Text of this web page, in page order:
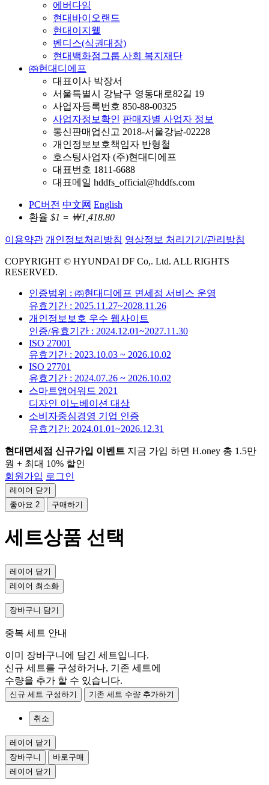
에버다임
현대바이오랜드
현대이지웰
벤디스(식권대장)
현대백화점그룹 사회 복지재단
㈜현대디에프
대표이사 박장서
서울특별시 강남구 영동대로82길 19
사업자등록번호 850-88-00325
사업자정보확인 판매자별 사업자 정보
통신판매업신고 2018-서울강남-02228
개인정보보호책임자 반형철
호스팅사업자 (주)현대디에프
대표번호 1811-6688
대표메일 hddfs_official@hddfs.com
PC버전 中文网 English
환율 $1 = ￦1,418.80
이용약관 개인정보처리방침 영상정보 처리기기/관리방침
COPYRIGHT © HYUNDAI DF Co,. Ltd. ALL RIGHTS
RESERVED.
인증범위 : ㈜현대디에프 면세점 서비스 운영
유효기간 : 2025.11.27~2028.11.26
개인정보보호 우수 웹사이트
인증/유효기간 : 2024.12.01~2027.11.30
ISO 27001
유효기간 : 2023.10.03 ~ 2026.10.02
ISO 27701
유효기간 : 2024.07.26 ~ 2026.10.02
스마트앱어워드 2021
디자인 이노베이션 대상
소비자중심경영 기업 인증
유효기간: 2024.01.01~2026.12.31
현대면세점 신규가입 이벤트 지금 가입 하면 H.oney 총 1.5만
원 + 최대 10% 할인
회원가입 로그인
레이어 닫기
좋아요 2 구매하기
세트상품 선택
레이어 닫기
레이어 최소화
장바구니 담기
중복 세트 안내
이미 장바구니에 담긴 세트입니다.
신규 세트를 구성하거나, 기존 세트에
수량을 추가 할 수 있습니다.
신규 세트 구성하기 기존 세트 수량 추가하기
취소
레이어 닫기
장바구니
바로구매
레이어 닫기